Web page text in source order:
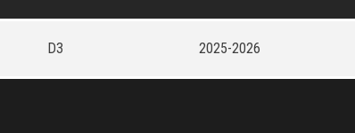
D3 2025-2026